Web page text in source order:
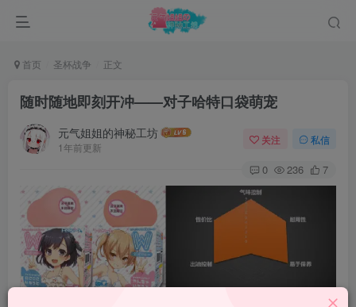
首页 圣杯战争 正文
随时随地即刻开冲——对子哈特口袋萌宠
元气姐姐的神秘工坊
1年前更新
关注 私信
0 236 7